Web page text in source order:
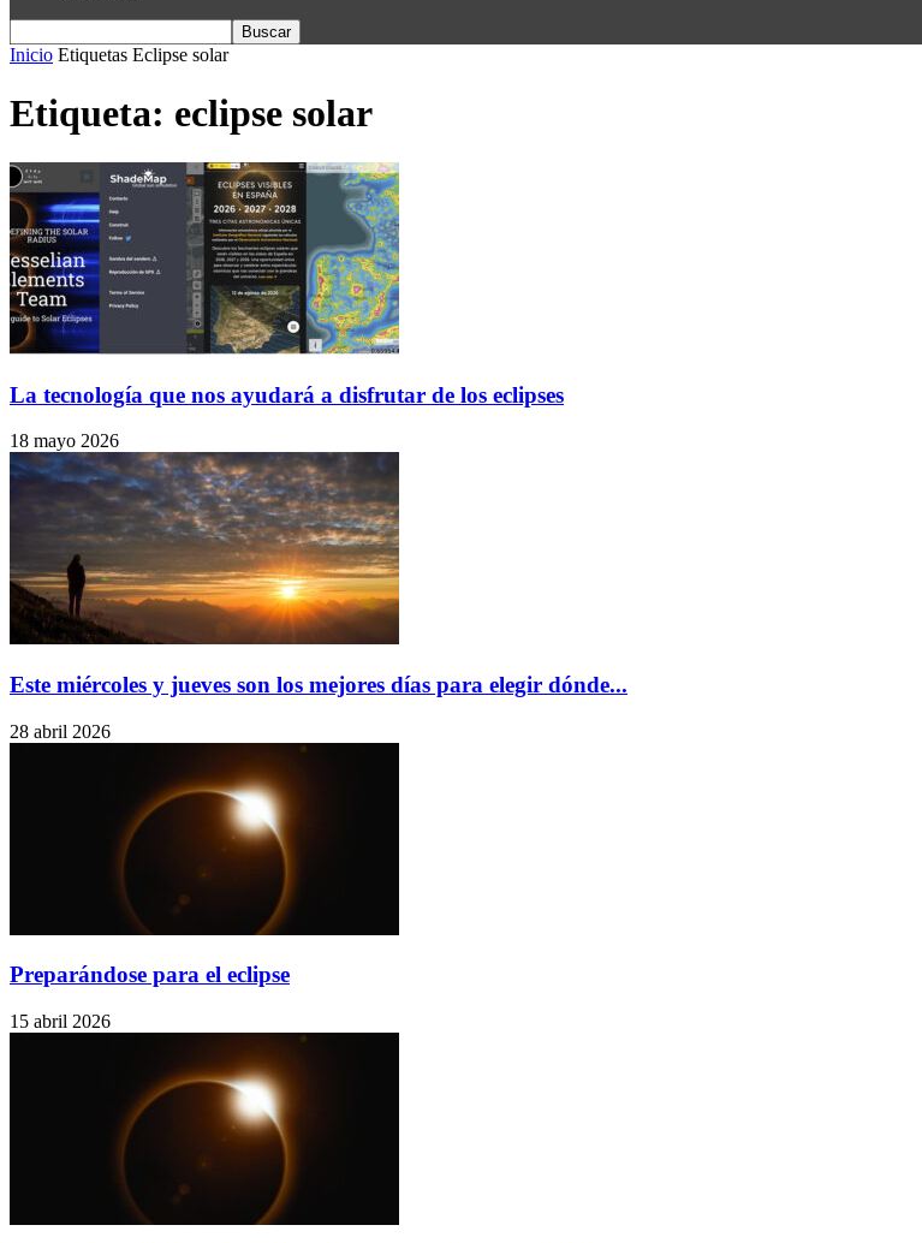
Inicio Etiquetas Eclipse solar
Etiqueta: eclipse solar
La tecnología que nos ayudará a disfrutar de los eclipses
18 mayo 2026
Este miércoles y jueves son los mejores días para elegir dónde...
28 abril 2026
Preparándose para el eclipse
15 abril 2026